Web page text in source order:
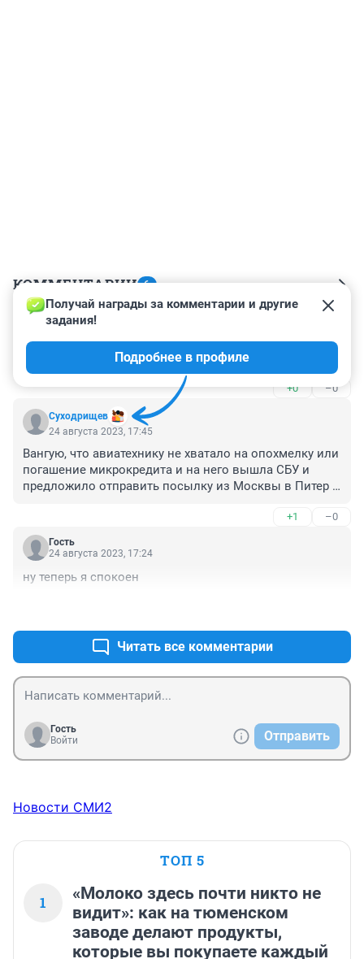
КОММЕНТАРИИ 6
Гость
Уж этот то расследует, как укажут
+0 –0
Суходрищев
Получай награды за комментарии и другие
задания!
Подробнее в профиле
24 августа 2023, 17:45
Вангую, что авиатехнику не хватало на опохмелку или
погашение микрокредита и на него вышла СБУ и
предложило отправить посылку из Москвы в Питер в
+1 –0
Гость
24 августа 2023, 17:24
ну теперь я спокоен
Читать все комментарии
Гость
Войти
Отправить
Новости СМИ2
ТОП 5
1
«Молоко здесь почти никто не
видит»: как на тюменском
заводе делают продукты,
которые вы покупаете каждый